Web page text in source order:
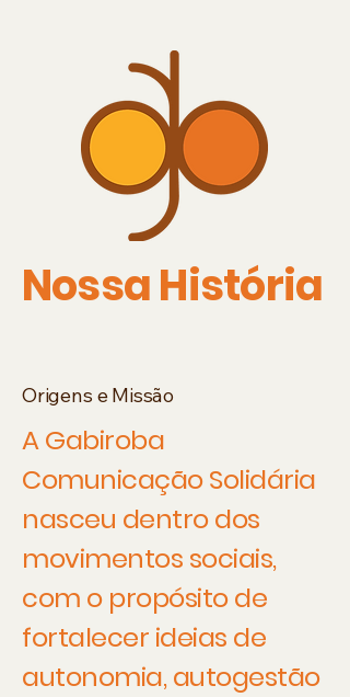
Nossa História
Origens e Missão
A Gabiroba
Comunicação Solidária
nasceu dentro dos
movimentos sociais,
com o propósito de
fortalecer ideias de
autonomia, autogestão